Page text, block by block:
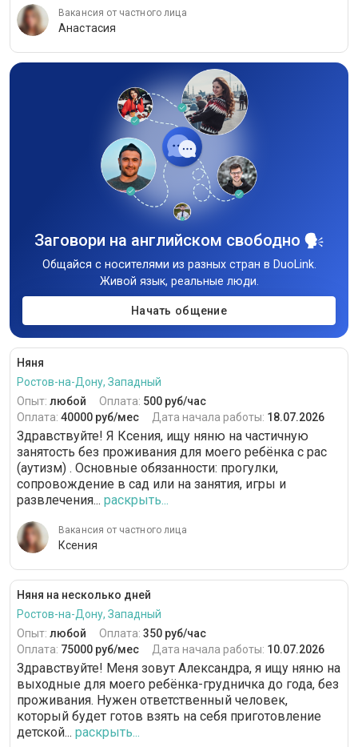
Вакансия от частного лица
Анастасия
Заговори на английском свободно
Общайся с носителями из разных стран в DuoLink.
Живой язык, реальные люди.
Начать общение
Няня
Ростов-на-Дону, Западный
Опыт: любой Оплата: 500 руб/час
Оплата: 40000 руб/мес Дата начала работы: 18.07.2026
Здравствуйте! Я Ксения, ищу няню на частичную
занятость без проживания для моего ребёнка с рас
(аутизм) . Основные обязанности: прогулки,
сопровождение в сад или на занятия, игры и
развлечения... раскрыть...
Вакансия от частного лица
Ксения
Няня на несколько дней
Ростов-на-Дону, Западный
Опыт: любой Оплата: 350 руб/час
Оплата: 75000 руб/мес Дата начала работы: 10.07.2026
Здравствуйте! Меня зовут Александра, я ищу няню на
выходные для моего ребёнка-грудничка до года, без
проживания. Нужен ответственный человек,
который будет готов взять на себя приготовление
детской... раскрыть...